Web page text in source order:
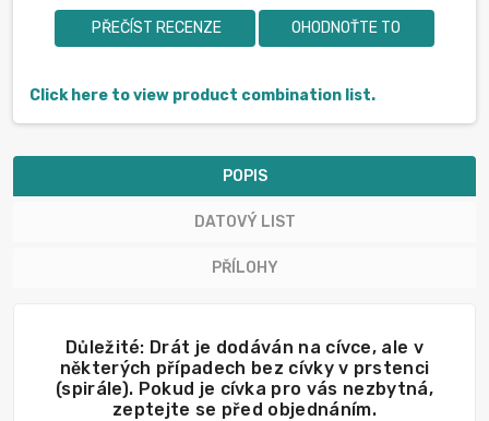
PŘEČÍST RECENZE OHODNOŤTE TO
Click here to view product combination list.
POPIS
DATOVÝ LIST
PŘÍLOHY
Důležité: Drát je dodáván na cívce, ale v
některých případech bez cívky v prstenci
(spirále). Pokud je cívka pro vás nezbytná,
zeptejte se před objednáním.